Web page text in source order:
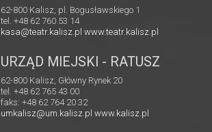
62-800 Kalisz, pl. Bogusławskiego 1
tel. +48 62 760 53 14
kasa@teatr.kalisz.pl www.teatr.kalisz.pl
URZĄD MIEJSKI - RATUSZ
62-800 Kalisz, Główny Rynek 20
tel. +48 62 765 43 00
faks: +48 62 764 20 32
umkalisz@um.kalisz.plwww.kalisz.pl